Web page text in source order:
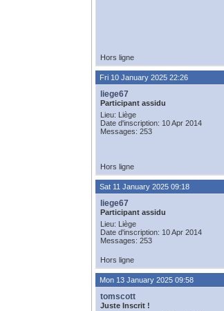
Hors ligne
Fri 10 January 2025 22:26
liege67
Participant assidu
Lieu: Liège
Date d'inscription: 10 Apr 2014
Messages: 253
Hors ligne
Sat 11 January 2025 09:18
liege67
Participant assidu
Lieu: Liège
Date d'inscription: 10 Apr 2014
Messages: 253
Hors ligne
Mon 13 January 2025 09:58
tomscott
Juste Inscrit !